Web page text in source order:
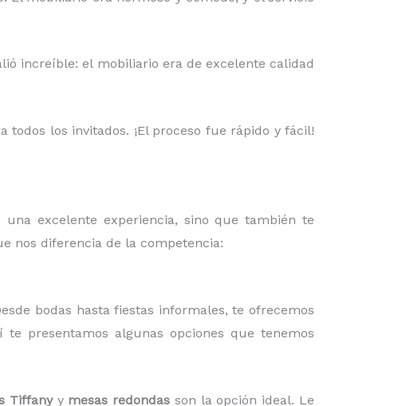
increíble: el mobiliario era de excelente calidad
los invitados. ¡El proceso fue rápido y fácil!
excelente experiencia, sino que también te
nos diferencia de la competencia:
bodas hasta fiestas informales, te ofrecemos
presentamos algunas opciones que tenemos
Tiffanyy mesas redondas son la opción ideal. Le